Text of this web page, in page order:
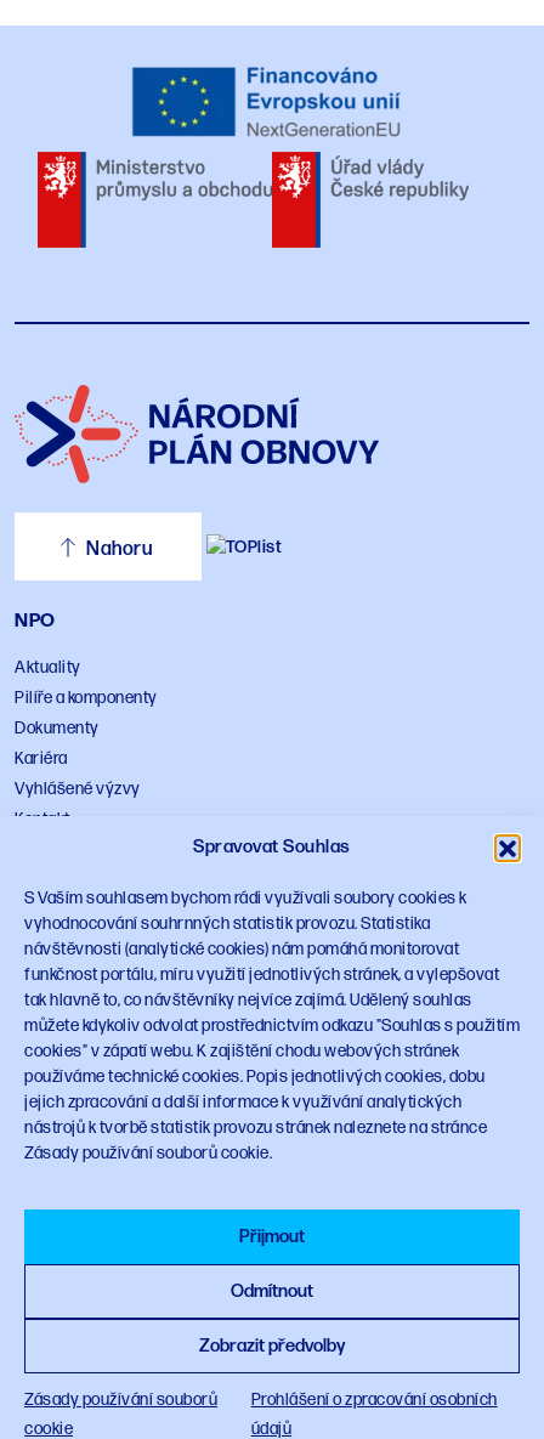
Spravovat Souhlas
S Vaším souhlasem bychom rádi využívali soubory cookies k
vyhodnocování souhrnných statistik provozu. Statistika
návštěvnosti (analytické cookies) nám pomáhá monitorovat
funkčnost portálu, míru využití jednotlivých stránek, a vylepšovat
tak hlavně to, co návštěvníky nejvíce zajímá. Udělený souhlas
můžete kdykoliv odvolat prostřednictvím odkazu "Souhlas s použitím
cookies" v zápatí webu. K zajištění chodu webových stránek
používáme technické cookies. Popis jednotlivých cookies, dobu
jejich zpracování a další informace k využívání analytických
nástrojů k tvorbě statistik provozu stránek naleznete na stránce
Zásady používání souborů cookie.
Přijmout
Odmítnout
Zobrazit předvolby
Zásady používání souborů
cookie
Prohlášení o zpracování osobních
údajů
NPO
Aktuality
Pilíře a komponenty
Dokumenty
Kariéra
Vyhlášené výzvy
Kontakt
Zpracování osobních údajů
Souhlas s použitím cookies
Odkazy
mpo.gov.cz
vlada.gov.cz
Design manuál
Sledujte NPO
Nahoru
planobnovy.gov.cz
Financováno Evropskou unií